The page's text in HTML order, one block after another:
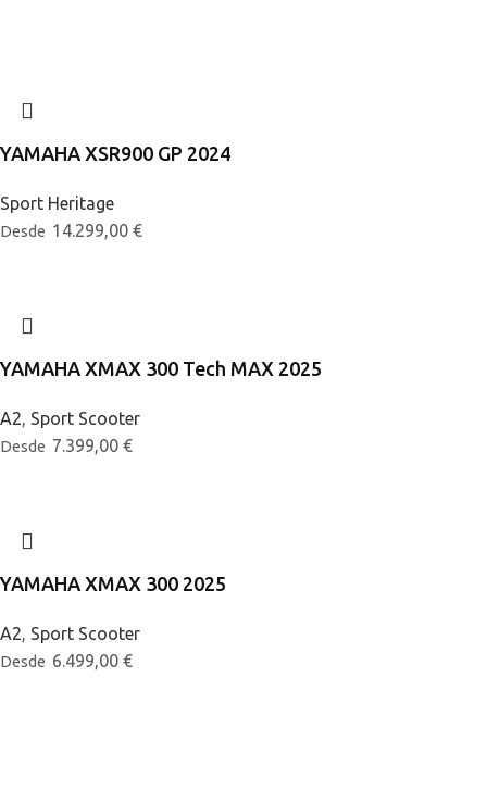
YAMAHA XSR900 GP 2024
Sport Heritage
Desde 14.299,00 €
YAMAHA XMAX 300 Tech MAX 2025
A2, Sport Scooter
Desde 7.399,00 €
YAMAHA XMAX 300 2025
A2, Sport Scooter
Desde 6.499,00 €